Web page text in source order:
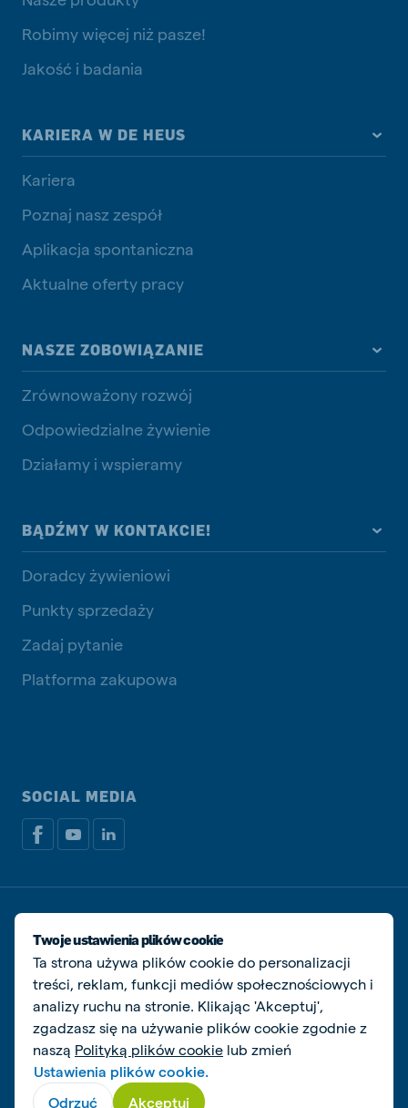
Robimy więcej niż pasze!
Jakość i badania
KARIERA W DE HEUS
Kariera
Poznaj nasz zespół
Aplikacja spontaniczna
Aktualne oferty pracy
NASZE ZOBOWIĄZANIE
Zrównoważony rozwój
Odpowiedzialne żywienie
Działamy i wspieramy
BĄDŹMY W KONTAKCIE!
Doradcy żywieniowi
Punkty sprzedaży
Zadaj pytanie
Platforma zakupowa
SOCIAL MEDIA
Polityka prywatności i plików cookie
Zarządzaj ciasteczkami
© De Heus Animal Nutrition
Twoje ustawienia plików cookie
Ta strona używa plików cookie do personalizacji
treści, reklam, funkcji mediów społecznościowych i
analizy ruchu na stronie. Klikając 'Akceptuj',
zgadzasz się na używanie plików cookie zgodnie z
naszą Polityką plików cookie lub zmień
Ustawienia plików cookie.
Odrzuć
Akceptuj